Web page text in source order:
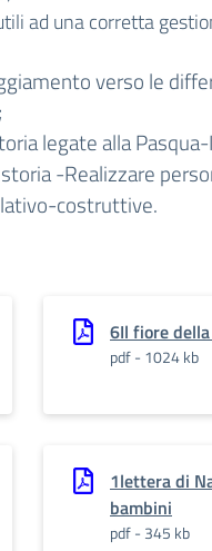
ad una corretta
verso le
legate alla
-Realizzare
costruttive.
6Il fiore
pdf - 1024 kb
1lettera di
bambini
pdf - 345 kb